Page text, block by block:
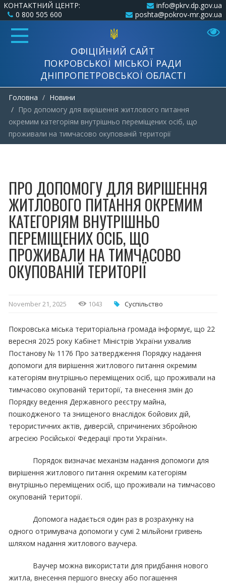
КОНТАКТНИЙ ЦЕНТР:
0 800 505 600
info@pkrv.dp.gov.ua
poshta@pokrov-mr.gov.ua
ОФІЦІЙНИЙ САЙТ
ПОКРОВСЬКОЇ МІСЬКОЇ РАДИ
ДНІПРОПЕТРОВСЬКОЇ ОБЛАСТІ
Головна
Новини
Про допомогу для вирішення житлового питання
окремим категоріям внутрішньо переміщених осіб, що
проживали на тимчасово окупованій території
ПРО ДОПОМОГУ ДЛЯ ВИРІШЕННЯ
ЖИТЛОВОГО ПИТАННЯ ОКРЕМИМ
КАТЕГОРІЯМ ВНУТРІШНЬО
ПЕРЕМІЩЕНИХ ОСІБ, ЩО
ПРОЖИВАЛИ НА ТИМЧАСОВО
ОКУПОВАНІЙ ТЕРИТОРІЇ
November 21, 2025 1043 Суспільство
Покровська міська територіальна громада інформує, що 22
вересня 2025 року Кабінет Міністрів України ухвалив
Постанову № 1176 Про затвердження Порядку надання
допомоги для вирішення житлового питання окремим
категоріям внутрішньо переміщених осіб, що проживали на
тимчасово окупованій території, та внесення змін до
Порядку ведення Державного реєстру майна,
пошкодженого та знищеного внаслідок бойових дій,
терористичних актів, диверсій, спричинених збройною
агресією Російської Федерації проти України».
Порядок визначає механізм надання допомоги для
вирішення житлового питання окремим категоріям
внутрішньо переміщених осіб, що проживали на тимчасово
окупованій території.
Допомога надається один раз в розрахунку на
одного отримувача допомоги у сумі 2 мільйони гривень
шляхом надання житлового ваучера.
Ваучер можна використати для придбання нового
житла, внесення першого внеску або погашення